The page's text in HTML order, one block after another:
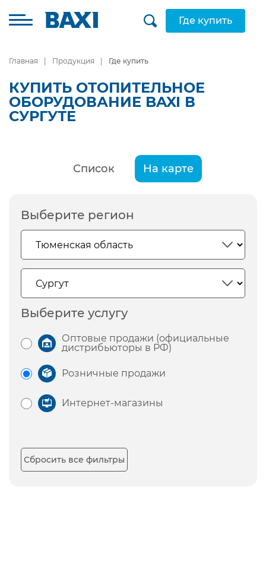
Где купить
Главная Продукция Где купить
КУПИТЬ ОТОПИТЕЛЬНОЕ
ОБОРУДОВАНИЕ BAXI В
СУРГУТЕ
Список На карте
Выберите регион
Выберите услугу
Оптовые продажи (официальные
дистрибьюторы в РФ)
Розничные продажи
Интернет-магазины
Сбросить все фильтры